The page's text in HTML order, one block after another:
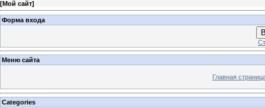
[Мой сайт]
Форма входа
Меню сайта
Главная
Categories